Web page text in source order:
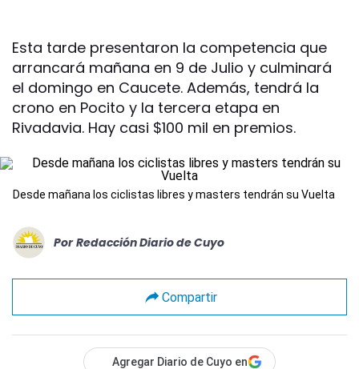
Esta tarde presentaron la competencia que
arrancará mañana en 9 de Julio y culminará
el domingo en Caucete. Además, tendrá la
crono en Pocito y la tercera etapa en
Rivadavia. Hay casi $100 mil en premios.
Desde mañana los ciclistas libres y masters tendrán su Vuelta
Por Redacción Diario de Cuyo
Compartir
Agregar Diario de Cuyo en